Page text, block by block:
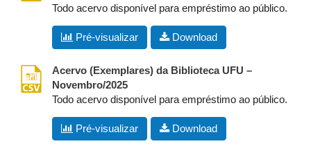
Todo acervo disponível para empréstimo ao público.
Pré-visualizar Download
Acervo (Exemplares) da Biblioteca UFU –
Novembro/2025
csv
Todo acervo disponível para empréstimo ao público.
Pré-visualizar Download